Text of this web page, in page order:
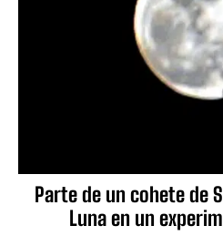
Parte de un cohete de
Luna en un